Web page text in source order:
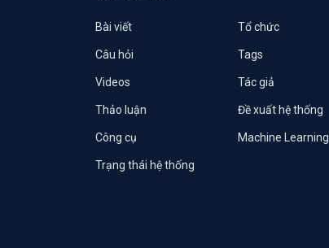
Bài viết Tổ chức
Câu hỏi Tags
Videos Tác giả
Thảo luận Đề xuất hệ thống
Công cụ Machine Learning
Trạng thái hệ thống